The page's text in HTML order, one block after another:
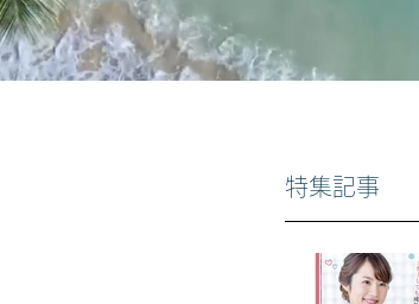
特集記事